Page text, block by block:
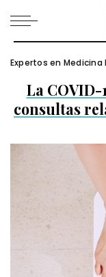
Expertos en Medicina
La
consultas